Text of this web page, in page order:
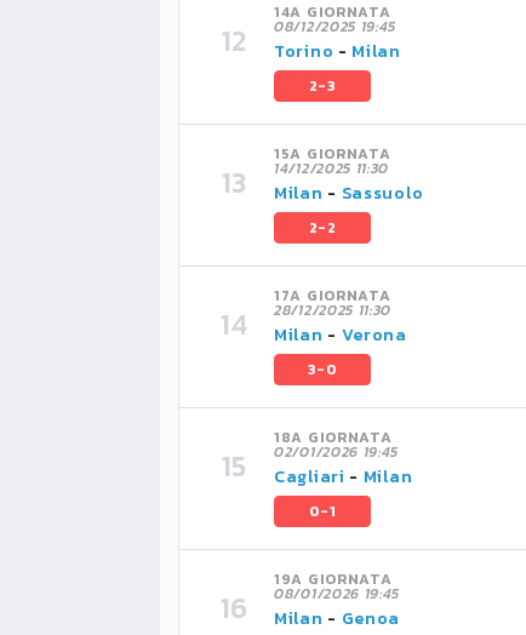
14A GIORNATA
08/12/2025 19:45
Torino - Milan
2-3
15A GIORNATA
14/12/2025 11:30
Milan - Sassuolo
2-2
17A GIORNATA
28/12/2025 11:30
Milan - Verona
3-0
18A GIORNATA
02/01/2026 19:45
Cagliari - Milan
0-1
19A GIORNATA
08/01/2026 19:45
Milan - Genoa